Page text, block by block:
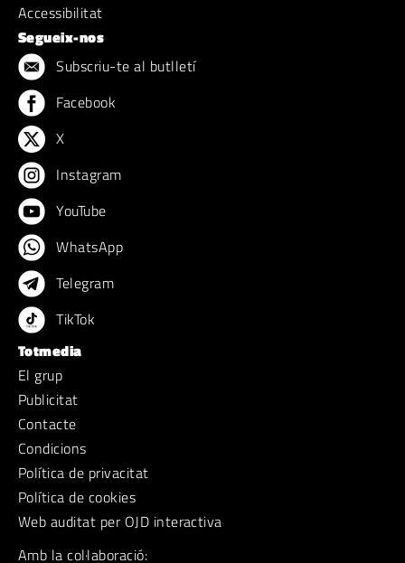
Accessibilitat
Segueix-nos
Subscriu-te al butlletí
Facebook
X
Instagram
YouTube
WhatsApp
Telegram
TikTok
Totmedia
El grup
Publicitat
Contacte
Condicions
Política de privacitat
Política de cookies
Web auditat per OJD interactiva
Amb la col·laboració: